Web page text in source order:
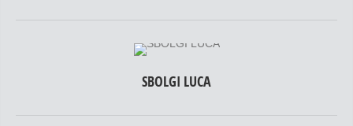
SBOLGI LUCA